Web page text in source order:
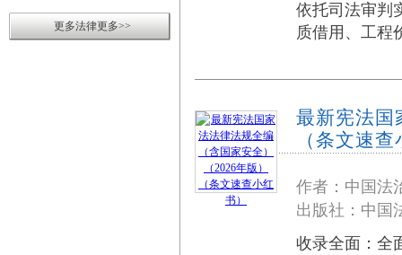
更多法律更多>>
依托司法审判
质借用、工程
最新宪法国
（条文速
作者：中国法
出版社：中
收录全面：全